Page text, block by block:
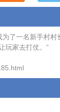
成为了一名新
玩家去打仗